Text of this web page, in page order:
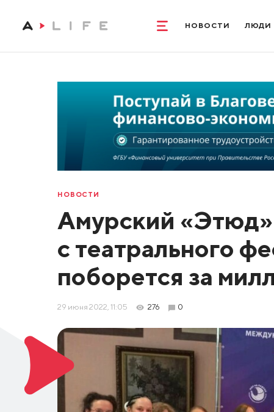
НОВОСТИ ЛЮДИ
НОВОСТИ
Амурский «Этюд»
с театрального
поборется за
29 июня 2022, 11:05 276 0